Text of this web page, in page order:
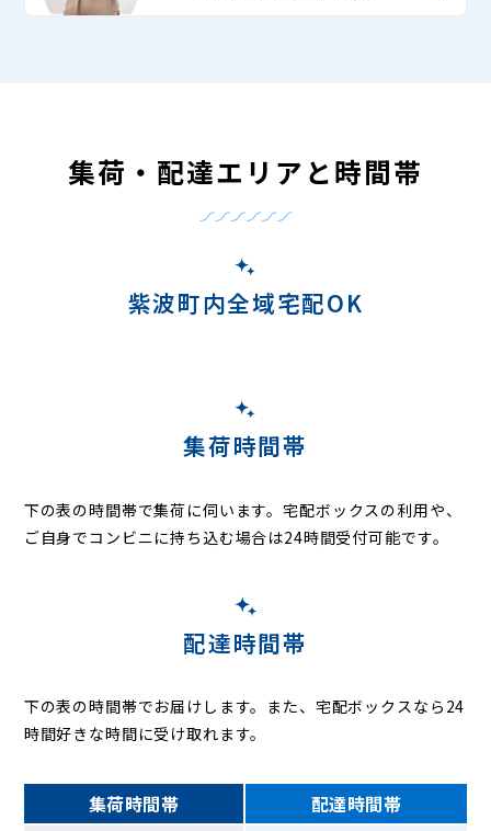
集荷・配達エリアと時間帯
紫波町内全域宅配OK
集荷時間帯
下の表の時間帯で集荷に伺います。宅配ボックスの利用や、
ご自身でコンビニに持ち込む場合は24時間受付可能です。
配達時間帯
下の表の時間帯でお届けします。また、宅配ボックスなら24
時間好きな時間に受け取れます。
集荷時間帯 配達時間帯